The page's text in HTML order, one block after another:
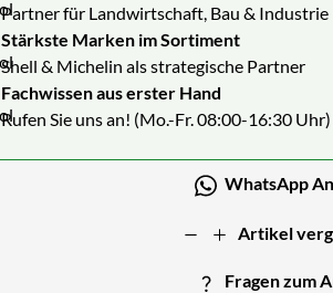
Partner für Landwirtschaft, Bau & Industrie
Stärkste Marken im Sortiment
Shell & Michelin als strategische Partner
Fachwissen aus erster Hand
Rufen Sie uns an! (Mo.-Fr. 08:00-16:30 Uhr)
WhatsApp
Artikel
Fragen zum